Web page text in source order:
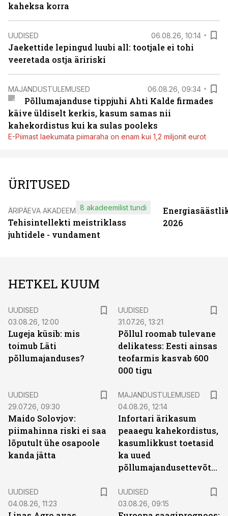
kaheksa korra
UUDISED 06.08.26, 10:14
Jaekettide lepingud luubi all: tootjale ei tohi
veeretada ostja äririski
MAJANDUSTULEMUSED 06.08.26, 09:34
Põllumajanduse tippjuhi Ahti Kalde firmades
käive üldiselt kerkis, kasum samas nii
kahekordistus kui ka sulas pooleks
E-Piimast laekumata piimaraha on enam kui 1,2 miljonit eurot
ÜRITUSED
ÄRIPÄEVA AKADEEMIA
Tehisintellekti meistriklass
juhtidele - vundament
8 akadeemilist tundi
2026
HETKEL KUUM
UUDISED
03.08.26, 12:00
Lugeja küsib: mis
toimub Läti
põllumajanduses?
UUDISED
31.07.26, 13:21
Põllul roomab tulevane
delikatess: Eesti ainsas
teofarmis kasvab 600
000 tigu
UUDISED
29.07.26, 09:30
Maido Solovjov:
piimahinna riski ei saa
lõputult ühe osapoole
kanda jätta
MAJANDUSTULEMUSED
04.08.26, 12:14
Infortari ärikasum
peaaegu kahekordistus,
kasumlikkust toetasid
ka uued
põllumajandusettevõtted
UUDISED
04.08.26, 11:23
UUDISED
03.08.26, 09:15